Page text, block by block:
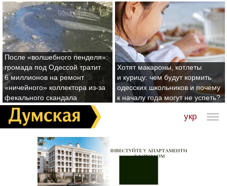
После «волшебного пенделя»:
громада под Одессой тратит
6 миллионов на ремонт
«ничейного» коллектора из-за
фекального скандала
Хотят макароны, котлеты
и курицу: чем будут кормить
одесских школьников и почему
к началу года могут не успеть?
укр